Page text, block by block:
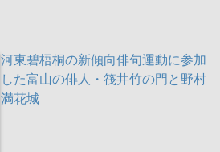
河東碧梧桐の新傾向俳句運動に参加
した富山の俳人・筏井竹の門と野村
満花城